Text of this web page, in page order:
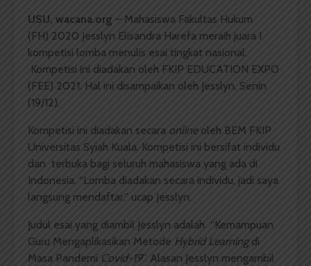
USU, wacana.org – Mahasiswa Fakultas Hukum
(FH) 2020 Jesslyn Elisandra Harefa meraih juara I
kompetisi lomba menulis esai tingkat nasional.
Kompetisi ini diadakan oleh FKIP EDUCATION EXPO
(FEE) 2021. Hal ini disampaikan oleh Jesslyn, Senin
(19/12).
Kompetisi ini diadakan secara onlineoleh BEM FKIP
Universitas Syiah Kuala. Kompetisi ini bersifat individu
dan terbuka bagi seluruh mahasiswa yang ada di
Indonesia. “Lomba diadakan secara individu, jadi saya
langsung mendaftar,” ucap Jesslyn.
Judul esai yang diambil Jesslyn adalah “Kemampuan
Guru Mengaplikasikan Metode Hybrid Learningdi
Masa Pandemi Covid-19”. Alasan Jesslyn mengambil